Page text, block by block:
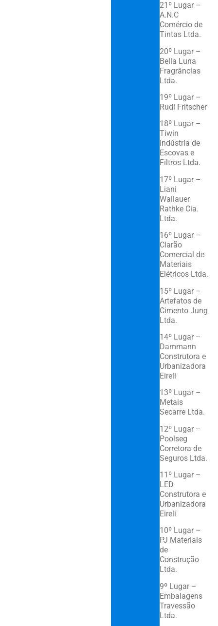
21º Lugar –
A.N.C
Comércio de
Tintas Ltda.
20º Lugar –
Bella Luna
Fragrâncias
Ltda.
19º Lugar –
Rudi Fritscher
18º Lugar –
Tiwin
Indústria de
Escovas e
Filtros Ltda.
17º Lugar –
Liani
Wallauer
Rathke Cia.
Ltda.
16º Lugar –
Clarão
Comercial de
Materiais
Elétricos Ltda.
15º Lugar –
Artefatos de
Cimento Jung
Ltda.
14º Lugar –
Dammann
Construtora e
Urbanizadora
Eireli
13º Lugar –
Metais
Secarre Ltda.
12º Lugar –
Poolseg
Corretora de
Seguros Ltda.
11º Lugar –
LED
Construtora e
Urbanizadora
Eireli
10º Lugar –
PJ Materiais
de
Construção
Ltda.
9º Lugar –
Embalagens
Travessão
Ltda.